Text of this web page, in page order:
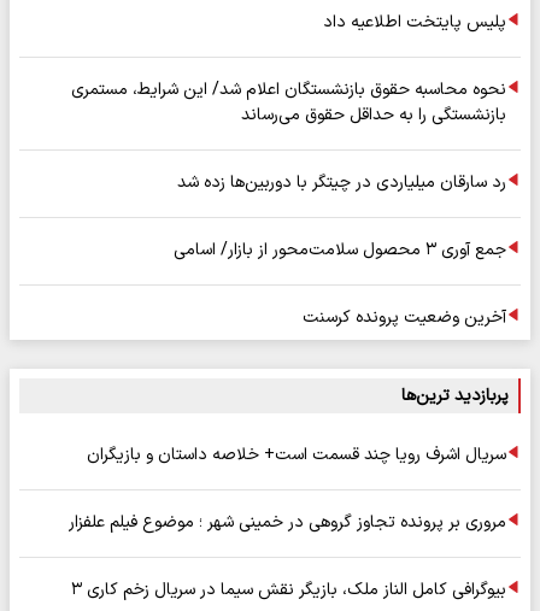
پلیس پایتخت اطلاعیه داد
نحوه محاسبه حقوق بازنشستگان اعلام شد/ این شرایط، مستمری
بازنشستگی را به حداقل حقوق می‌رساند
رد سارقان میلیاردی در چیتگر با دوربین‌ها زده شد
جمع آوری ۳ محصول سلامت‌محور از بازار/ اسامی
آخرین وضعیت پرونده کرسنت
پربازدید ترین‌ها
سریال اشرف رویا چند قسمت است+ خلاصه داستان و بازیگران
مروری بر پرونده تجاوز گروهی در خمینی شهر ؛ موضوع فیلم علفزار
بیوگرافی کامل الناز ملک، بازیگر نقش سیما در سریال زخم کاری ۳